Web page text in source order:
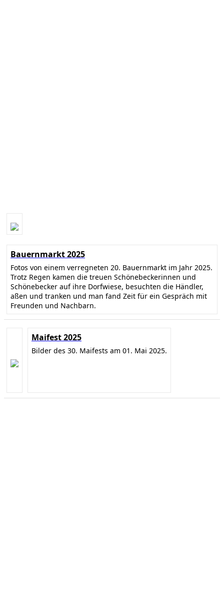
Bauernmarkt 2025
Fotos von einem verregneten 20. Bauernmarkt im Jahr 2025.
Trotz Regen kamen die treuen Schönebeckerinnen und
Schönebecker auf ihre Dorfwiese, besuchten die Händler,
aßen und tranken und man fand Zeit für ein Gespräch mit
Freunden und Nachbarn.
Maifest 2025
Bilder des 30. Maifests am 01. Mai 2025.